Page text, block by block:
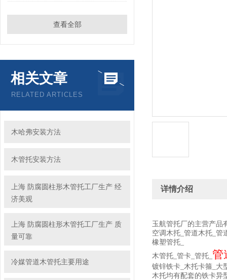
查看全部
相关文章
RELATED ARTICLES
木哈弗安装方法
木管托安装方法
上海 防腐圆柱形木管托工厂生产 经
济美观
上海 防腐圆柱形木管托工厂生产 质
量可靠
冷媒管道木管托主要用途
详情介绍
玉航管托厂的主营产品
空调木托_管道木托_管
橡塑管托_
木管托_管卡_管托_ 管
镀锌铁卡_木托卡箍_大
木托均有配套的铁卡